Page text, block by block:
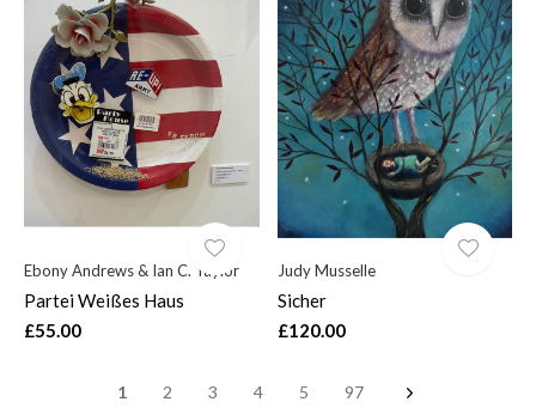
Ebony Andrews & Ian C. Taylor
Partei Weißes Haus
£55.00
Judy Musselle
Sicher
£120.00
1 2 3 4 5 97